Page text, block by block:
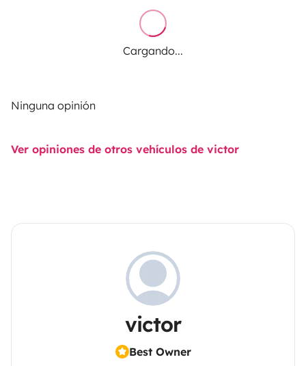
Cargando...
Ninguna opinión
Ver opiniones de otros vehículos de victor
victor
Best Owner